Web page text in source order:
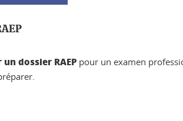
dossier RAEP pour un examen